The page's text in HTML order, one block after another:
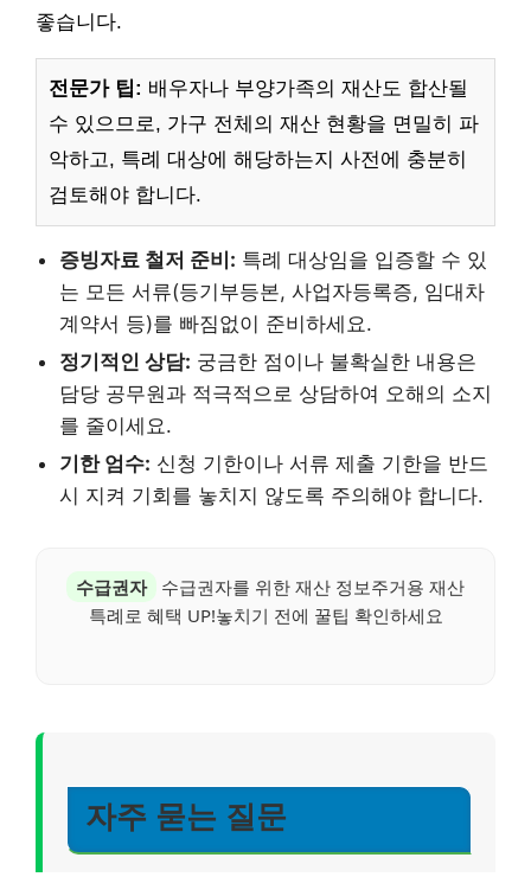
좋습니다.
전문가 팁: 배우자나 부양가족의 재산도 합산될
수 있으므로, 가구 전체의 재산 현황을 면밀히 파
악하고, 특례 대상에 해당하는지 사전에 충분히
검토해야 합니다.
증빙자료 철저 준비: 특례 대상임을 입증할 수 있
는 모든 서류(등기부등본, 사업자등록증, 임대차
계약서 등)를 빠짐없이 준비하세요.
정기적인 상담: 궁금한 점이나 불확실한 내용은
담당 공무원과 적극적으로 상담하여 오해의 소지
를 줄이세요.
기한 엄수: 신청 기한이나 서류 제출 기한을 반드
시 지켜 기회를 놓치지 않도록 주의해야 합니다.
수급권자
수급권자를 위한 재산 정보주거용 재산
특례로 혜택 UP!놓치기 전에 꿀팁 확인하세요
자주 묻는 질문